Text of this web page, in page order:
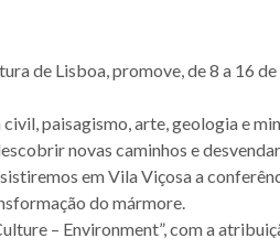
de Lisboa, promove, de 8 a 16 de
paisagismo, arte, geologia e
novas caminhos e desvendar
em Vila Viçosa a
do mármore.
– Environment”, com a